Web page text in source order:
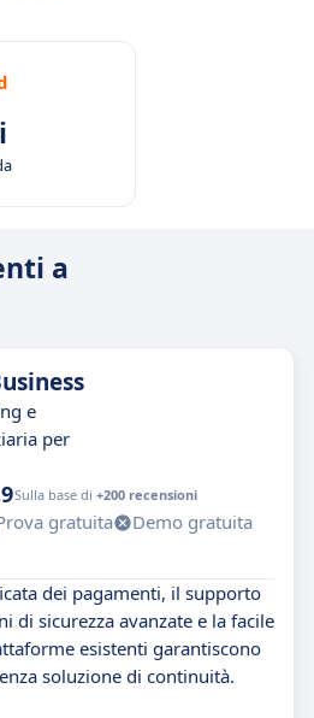
a
e
per
Sulla base di +200 recensioni
gratuita
Demo gratuita
dei pagamenti, il supporto
di sicurezza avanzate e la facile
esistenti garantiscono
soluzione di continuità.